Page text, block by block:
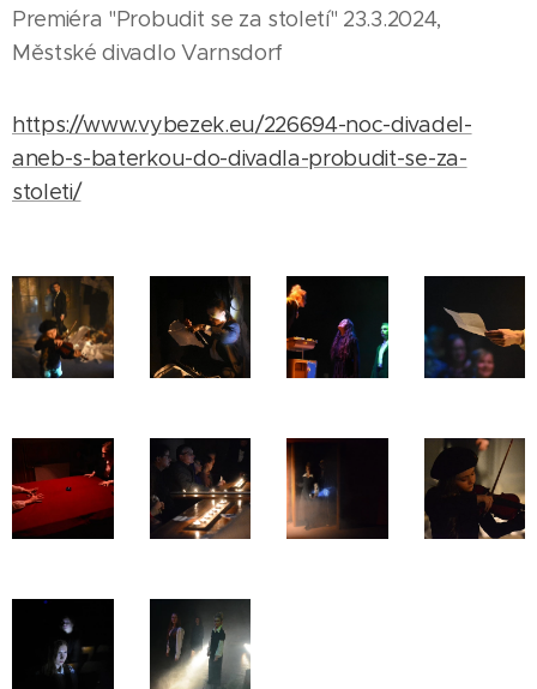
Premiéra "Probudit se za století" 23.3.2024,
Městské divadlo Varnsdorf
https://www.vybezek.eu/226694-noc-divadel-
aneb-s-baterkou-do-divadla-probudit-se-za-
stoleti/